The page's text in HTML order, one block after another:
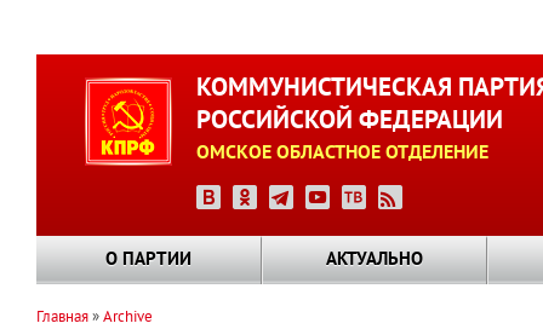
КОММУНИСТИЧЕСКАЯ
РОССИЙСКОЙ ФЕДЕРАЦИИ
ОМСКОЕ ОБЛАСТНОЕ ОТДЕЛЕНИЕ
О ПАРТИИ АКТУАЛЬНО
Главная Archive